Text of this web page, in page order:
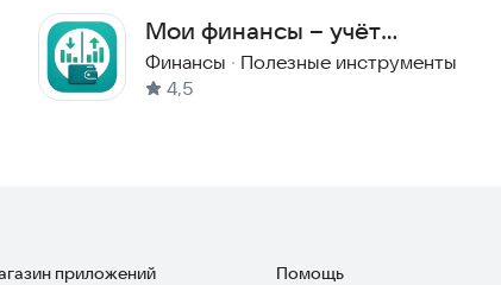
контроля расходов.Мои финансы – учёт
расходов и доходов
Финансы · Полезные инструменты
4,5
приложений
Помощь